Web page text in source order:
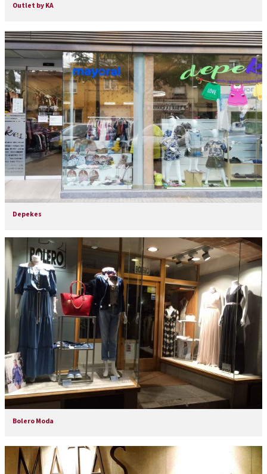
Outlet by KA
Depekes
Bolero Moda